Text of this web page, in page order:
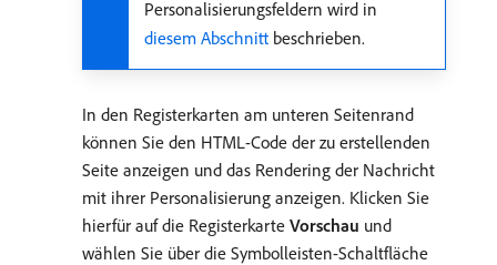
Personalisierungsfeldern wird in
diesem Abschnitt beschrieben.
In den Registerkarten am unteren Seitenrand
können Sie den HTML-Code der zu erstellenden
Seite anzeigen und das Rendering der Nachricht
mit ihrer Personalisierung anzeigen. Klicken Sie
hierfür auf die Registerkarte Vorschau und
wählen Sie über die Symbolleisten-Schaltfläche